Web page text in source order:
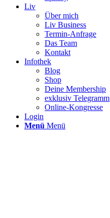
Liv
Über mich
Liv Business
Termin-Anfrage
Das Team
Kontakt
Infothek
Blog
Shop
Deine Membership
exklusiv Telegramm
Online-Kongresse
Login
Menü Menü